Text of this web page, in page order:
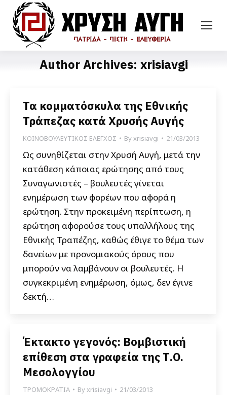
Author Archives: xrisiavgi
Τα κομματόσκυλα της Εθνικής
Τράπεζας κατά Χρυσής Αυγής
ΚΟΙΝΟΒΟΥΛΕΥΤΙΚΟΣ ΕΛΕΓΧΟΣ Byxrisiavgi 21/03/2013
Ως συνηθίζεται στην Χρυσή Αυγή, μετά την
κατάθεση κάποιας ερώτησης από τους
Συναγωνιστές – βουλευτές γίνεται
ενημέρωση των φορέων που αφορά η
ερώτηση. Στην προκειμένη περίπτωση, η
ερώτηση αφορούσε τους υπαλλήλους της
Εθνικής Τραπέζης, καθώς έθιγε το θέμα των
δανείων με προνομιακούς όρους που
μπορούν να λαμβάνουν οι βουλευτές. Η
συγκεκριμένη ενημέρωση, όμως, δεν έγινε
δεκτή…
Έκτακτο γεγονός: Βομβιστική
επίθεση στα γραφεία της Τ.Ο.
Μεσολογγίου
ΤΡΟΜΟΚΡΑΤΙΑ Byxrisiavgi 21/03/2013